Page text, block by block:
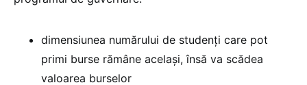
dimensiunea numărului de studenți care pot
primi burse rămâne același, însă va scădea
valoarea burselor